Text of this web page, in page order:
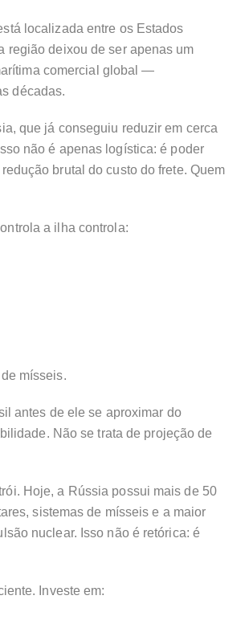
localizada entre os Estados
região deixou de ser apenas um
comercial global —
décadas.
que já conseguiu reduzir em cerca
não é apenas logística: é poder
brutal do custo do frete. Quem
a ilha controla:
mísseis.
antes de ele se aproximar do
Não se trata de projeção de
Hoje, a Rússia possui mais de 50
sistemas de mísseis e a maior
nuclear. Isso não é retórica: é
Investe em: